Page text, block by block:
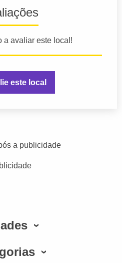
a avaliar este local!
este local
a publicidade